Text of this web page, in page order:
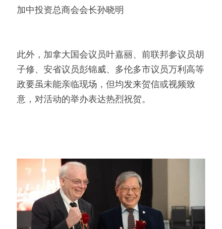
加中投资总商会会长孙晓明
此外，加拿大国会议员叶嘉丽、前联邦参议员胡
子修、安省议员彭锦威、多伦多市议员万利高等
政要虽未能亲临现场，但均发来贺信或视频致
意，对活动的举办表达热烈祝贺。